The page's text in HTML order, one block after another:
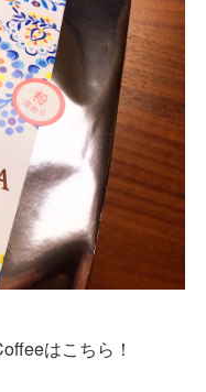
はこちら！